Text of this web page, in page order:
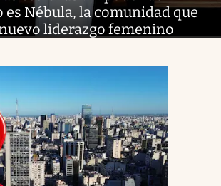
es Nébula, la comunidad que
liderazgo femenino